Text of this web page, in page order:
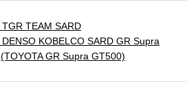
TGR TEAM SARD
DENSO KOBELCO SARD GR Supra
(TOYOTA GR Supra GT500)